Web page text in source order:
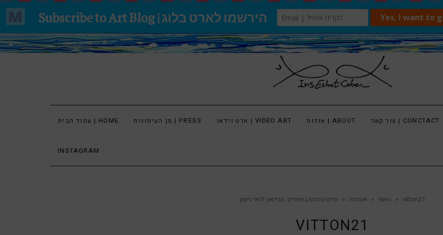
עמוד הבית | HOME מן העיתונות | PRESS ארט וידאו | VIDEO ART אודות | ABOUT צור קשר | CONCTACT
INSTAGRAM
ראשי » אומנות » חדש ומרגש בפאריס: מוזיאון לואי ויטון » vitton21
VITTON21